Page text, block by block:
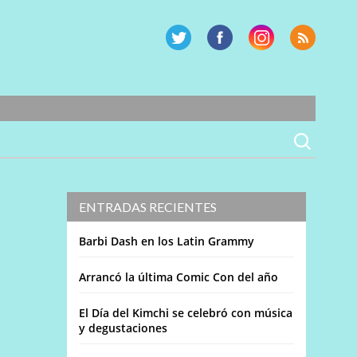
ENTRADAS RECIENTES
Barbi Dash en los Latin Grammy
Arrancó la última Comic Con del año
El Día del Kimchi se celebró con música
y degustaciones